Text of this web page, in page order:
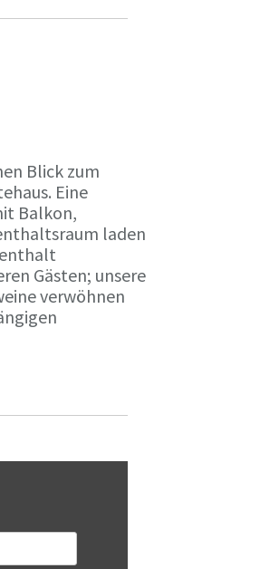
Blick zum
Eine
Balkon,
laden
Gästen; unsere
verwöhnen